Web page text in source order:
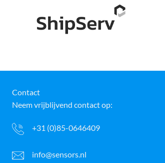
Contact
Neem vrijblijvend contact op:
+31 (0)85-0646409
info@sensors.nl